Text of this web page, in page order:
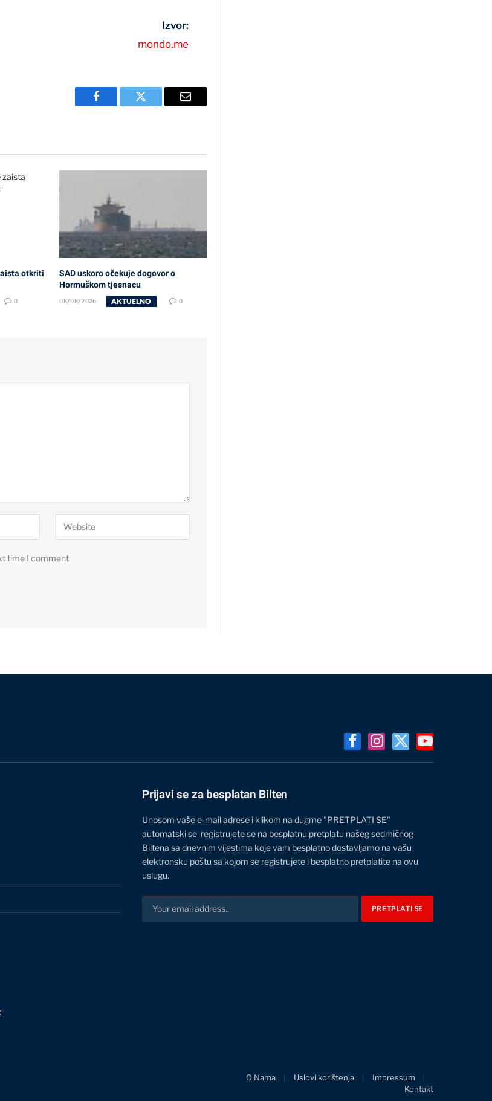
Izvor:
mondo.me
Facebook Twitter Email
otkriti
0
SAD uskoro očekuje dogovor o
Hormuškom tjesnacu
08/08/2026 AKTUELNO 0
time I comment.
FacebookInstagram
X
YouTube
Prijavi se za besplatan Bilten
Unosom vaše e-mail adrese i klikom na dugme "PRETPLATI SE"
automatski se registrujete se na besplatnu pretplatu našeg sedmičnog
Biltena sa dnevnim vijestima koje vam besplatno dostavljamo na vašu
elektronsku poštu sa kojom se registrujete i besplatno pretplatite na ovu
uslugu.
O Nama Uslovi korištenja
Impressum
Kontakt